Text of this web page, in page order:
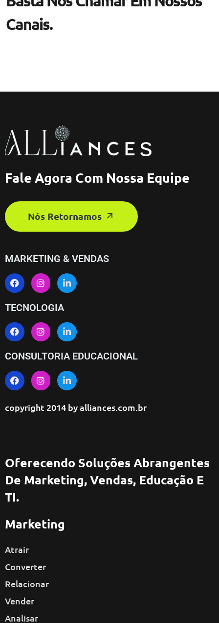
Canais.
Fale Agora Com Nossa Equipe
Nós Retornamos
MARKETING & VENDAS
TECNOLOGIA
CONSULTORIA EDUCACIONAL
copyright 2014 byalliances.com.br
Oferecendo Soluções Abrangentes
De Marketing, Vendas, Educação E
TI.
Marketing
Atrair
Converter
Relacionar
Vender
Analisar